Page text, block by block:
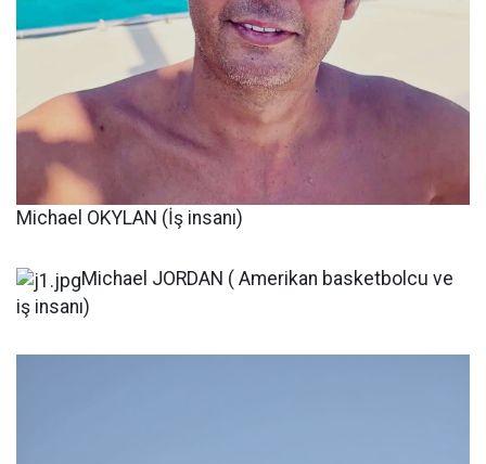
Michael OKYLAN (İş insanı)
Michael JORDAN ( Amerikan basketbolcu ve
iş insanı)